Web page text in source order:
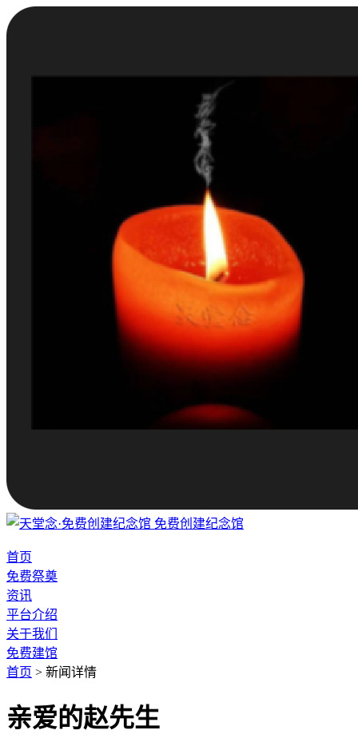
免费创建纪念馆
首页
免费祭奠
资讯
平台介绍
关于我们
免费建馆
首页 > 新闻详情
亲爱的赵先生